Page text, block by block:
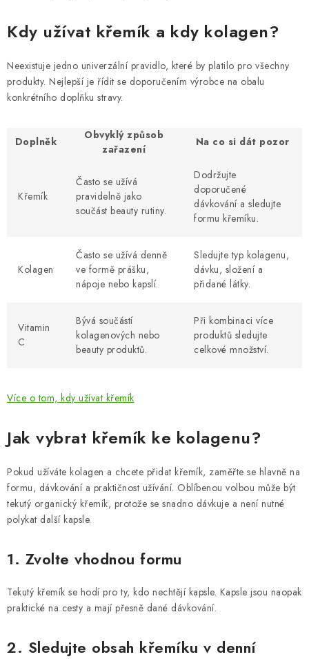
Kdy užívat křemík a kdy kolagen?
Neexistuje jedno univerzální pravidlo, které by platilo pro všechny
produkty. Nejlepší je řídit se doporučením výrobce na obalu
konkrétního doplňku stravy.
Doplněk
Obvyklý způsob
zařazení
Na co si dát pozor
Křemík
Často se užívá
pravidelně jako
součást beauty rutiny.
Dodržujte
doporučené
dávkování a sledujte
formu křemíku.
Kolagen
Často se užívá denně
ve formě prášku,
nápoje nebo kapslí.
Sledujte typ kolagenu,
dávku, složení a
přidané látky.
Vitamin
C
Bývá součástí
kolagenových nebo
beauty produktů.
Při kombinaci více
produktů sledujte
celkové množství.
Více o tom, kdy užívat křemík
Jak vybrat křemík ke kolagenu?
Pokud užíváte kolagen a chcete přidat křemík, zaměřte se hlavně na
formu, dávkování a praktičnost užívání. Oblíbenou volbou může být
tekutý organický křemík, protože se snadno dávkuje a není nutné
polykat další kapsle.
1. Zvolte vhodnou formu
Tekutý křemík se hodí pro ty, kdo nechtějí kapsle. Kapsle jsou naopak
praktické na cesty a mají přesně dané dávkování.
2. Sledujte obsah křemíku v denní